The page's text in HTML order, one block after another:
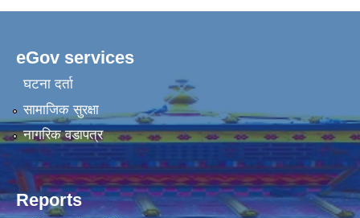
eGov services
घटना दर्ता
सामाजिक सुरक्षा
नागरिक वडापत्र
Reports